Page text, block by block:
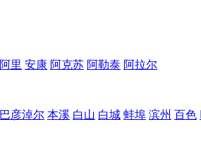
阿里 安康 阿克苏 阿勒泰 阿拉尔
巴彦淖尔 本溪 白山 白城 蚌埠 滨州 百色